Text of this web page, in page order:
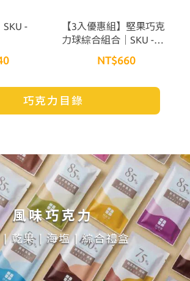
-
【3入優惠組】堅果巧克
力球綜合組合｜SKU -
NT$660
巧克力目錄
風味巧克力
| 乾果 | 海塩 | 綜合禮盒